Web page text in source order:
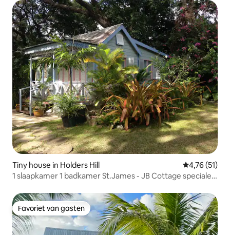
Tiny house in Holders Hill Gemiddelde
4,76 (51)
1 slaapkamer 1 badkamer St.James - JB Cottage speciale
Favoriet van gasten
Favoriet van gasten